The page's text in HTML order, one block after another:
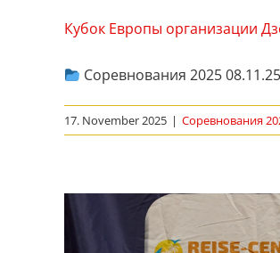
Кубок Европы организации
Соревнования 2025
17. November 2025 | Соревнования